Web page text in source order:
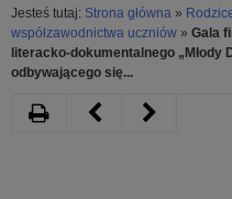
Jesteś tutaj: Strona główna »
współzawodnictwa uczniów » Gala
literacko-dokumentalnego „Młody
odbywającego się...
DrukujNastępnyPoprzedni